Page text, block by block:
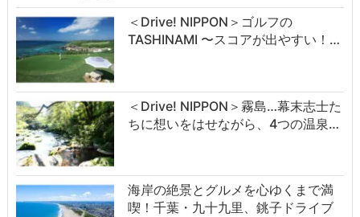
＜Drive! NIPPON＞ゴルフの
TASHINAMI 〜スコアが出やすい！…
＜Drive! NIPPON＞霧島…幕末志士た
ちに想いをはせながら、4つの温泉…
海岸の絶景とグルメを心ゆくまで満
喫！千葉・九十九里、銚子ドライブ